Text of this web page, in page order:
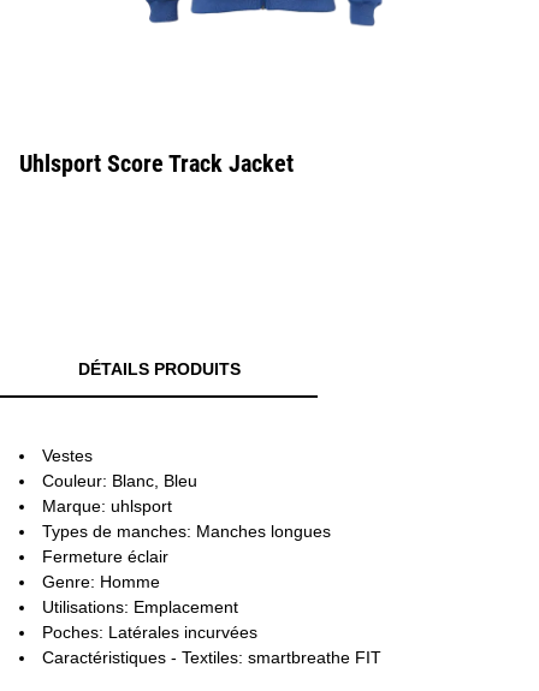
Uhlsport Score Track Jacket
DÉTAILS PRODUITS
Vestes
Couleur: Blanc, Bleu
Marque: uhlsport
Types de manches: Manches longues
Fermeture éclair
Genre: Homme
Utilisations: Emplacement
Poches: Latérales incurvées
Caractéristiques - Textiles: smartbreathe FIT